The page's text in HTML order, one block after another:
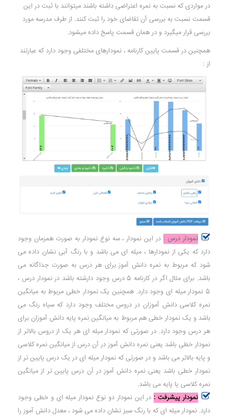
در مواردی که نسبت به نمره اعتراضی داشته باشند میتوانند با ثبت در این
قسمت نسبت به بررسی آن تقاضای خود را ثبت کنند. از طرف مدرسه مورد
بررسی قرار میگیرد و در همان قسمت پاسخ داده میشود.
همچنین در قسمت پایین کارنامه ، نمودارهای مختلفی وجود دارد که عبارتند
از :
نمودار درس : در این نمودار ، سه نوع نمودار به صورت همزمان وجود
دارد که یکی از نمودارها ، میله ای می باشد و با رنگ آبی نشان داده می
شود که مربوط به نمره دانش آموز برای هر درس به صورت جداگانه می
باشد. برای مثال اگر در کارنامه 5 درس وجود دارشته باشد در نمودار درس ،
5 نمودار میله ای وجود دارد. همچنین یک نمودار خطی مربوط به میانگین
نمره کلاسی دانش آموزان در دروس مختلف وجود دارد که سیاه رنگ می
باشد و یک نمودار خطی هم مربوط به میانگین نمره پایه دانش آموزان برای
هر درس وجود دارد. در صورتی که نمودار میله ای هر یک از دروس بالاتر از
نمودار خطی باشد یعنی نمره دانش آموز در آن درس از میانگین نمره کلاسی
و پایه بالاتر می باشد و در صورتی که نمودار میله ای در یک درس پایین تر از
نمودار خطی باشد یعنی نمره دانش آموز در آن درس پایین تر از میانگین
نمره کلاسی یا پایه می باشد.
نمودار پیشرفت : در این نمودار دو نوع نمودار میله ای و خطی وجود
دارد. نمودار میله ای که با رنگ سبز نشان داده می شود ، معدل دانش آموز را